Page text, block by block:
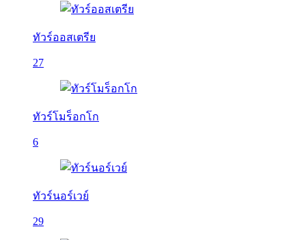
ทัวร์ออสเตรีย
27
ทัวร์โมร็อกโก
6
ทัวร์นอร์เวย์
29